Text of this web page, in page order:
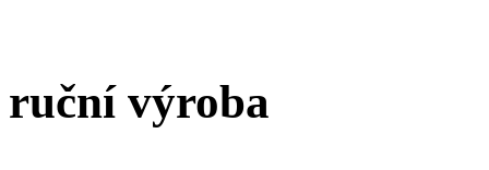
ruční výroba